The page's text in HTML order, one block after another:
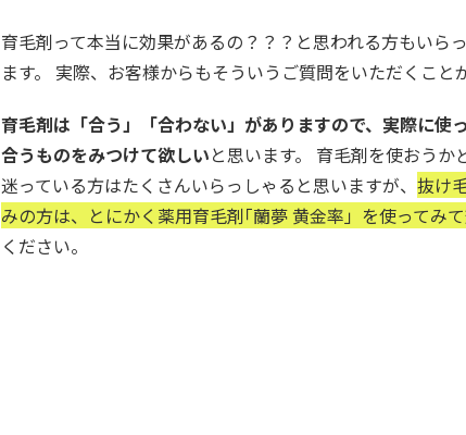
育毛剤って本当に効果があるの？？？と思われる方もいら
ます。 実際、お客様からもそういうご質問をいただくこと
育毛剤は「合う」「合わない」がありますので、実際に使
合うものをみつけて欲しいと思います。 育毛剤を使おうか
迷っている方はたくさんいらっしゃると思いますが、 抜け
みの方は、とにかく薬用育毛剤｢蘭夢 黄金率」を使ってみ
ください。